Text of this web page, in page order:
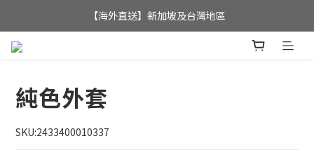
全店滿$350，即可享港澳地區免運費;
【海外直送】新加坡及台灣地區
純色外套
SKU:2433400010337